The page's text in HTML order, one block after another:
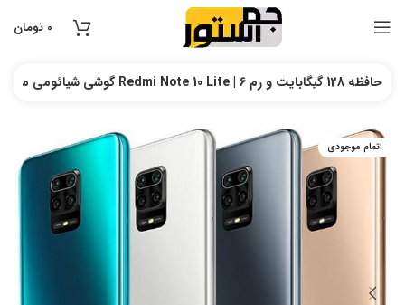
0 تومان
گوشی شیائومی مدل Redmi Note 10 Lite | حافظه 128 گیگابایت و رم 6
اتمام موجودی